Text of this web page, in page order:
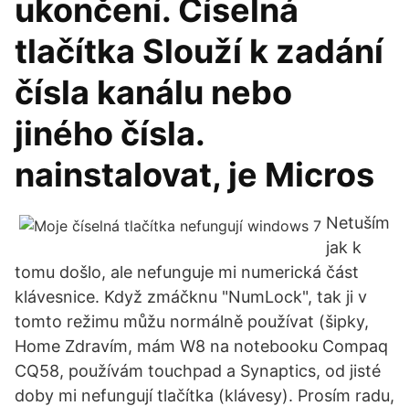
ukončení. Číselná
tlačítka Slouží k zadání
čísla kanálu nebo
jiného čísla.
nainstalovat, je Micros
Netuším
jak k
tomu došlo, ale nefunguje mi numerická část
klávesnice. Když zmáčknu "NumLock", tak ji v
tomto režimu můžu normálně používat (šipky,
Home Zdravím, mám W8 na notebooku Compaq
CQ58, používám touchpad a Synaptics, od jisté
doby mi nefungují tlačítka (klávesy). Prosím radu,